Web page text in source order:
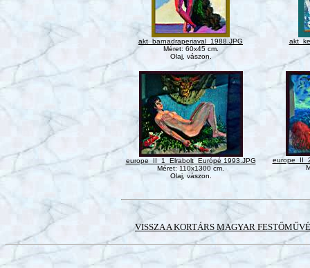
akt_barnadraperiaval_1988.JPG
Méret: 60x45 cm.
Olaj, vászon.
europe_II_1_Elrabolt_Európé 1993.JPG
Méret: 110x1300 cm.
Olaj, vászon.
VISSZA A KORTÁRS MAGYAR